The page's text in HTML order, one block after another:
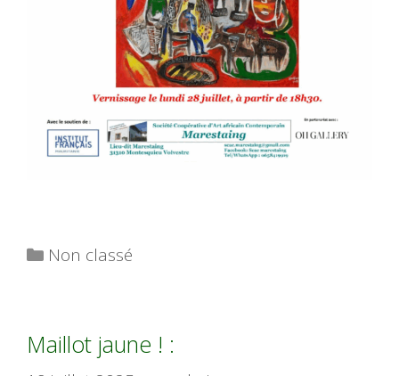
Catégories
Non classé
Maillot jaune ! :